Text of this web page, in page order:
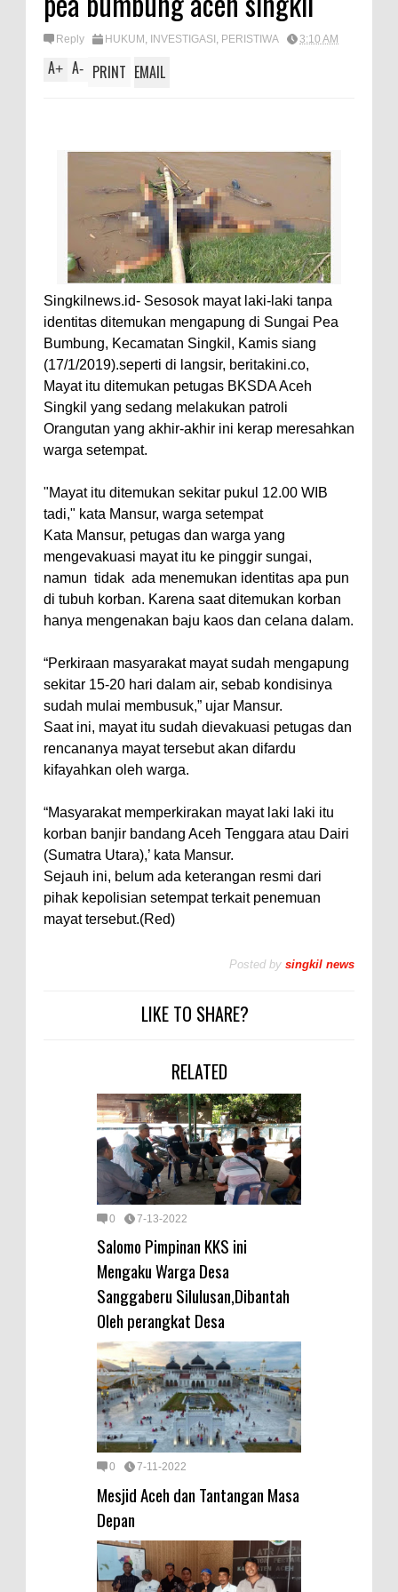
Reply HUKUM , INVESTIGASI , PERISTIWA 3:10 AM
A+ A- PRINT EMAIL
Singkilnews.id- Sesosok mayat laki-laki tanpa
identitas ditemukan mengapung di Sungai Pea
Bumbung, Kecamatan Singkil, Kamis siang
(17/1/2019).seperti di langsir, beritakini.co,
Mayat itu ditemukan petugas BKSDA Aceh
Singkil yang sedang melakukan patroli
Orangutan yang akhir-akhir ini kerap meresahkan
warga setempat.
"Mayat itu ditemukan sekitar pukul 12.00 WIB
tadi," kata Mansur, warga setempat
Kata Mansur, petugas dan warga yang
mengevakuasi mayat itu ke pinggir sungai,
namun tidak ada menemukan identitas apa pun
di tubuh korban. Karena saat ditemukan korban
hanya mengenakan baju kaos dan celana dalam.
“Perkiraan masyarakat mayat sudah mengapung
sekitar 15-20 hari dalam air, sebab kondisinya
sudah mulai membusuk,” ujar Mansur.
Saat ini, mayat itu sudah dievakuasi petugas dan
rencananya mayat tersebut akan difardu
kifayahkan oleh warga.
“Masyarakat memperkirakan mayat laki laki itu
korban banjir bandang Aceh Tenggara atau Dairi
(Sumatra Utara),’ kata Mansur.
Sejauh ini, belum ada keterangan resmi dari
pihak kepolisian setempat terkait penemuan
mayat tersebut.(Red)
Posted by singkil news
LIKE TO SHARE?
RELATED
0 7-13-2022
Salomo Pimpinan KKS ini
Mengaku Warga Desa
Sanggaberu Silulusan,Dibantah
Oleh perangkat Desa
0 7-11-2022
Mesjid Aceh dan Tantangan Masa
Depan